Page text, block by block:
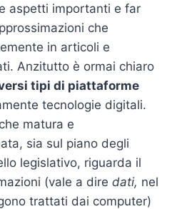
aspetti importanti e far
che
in articoli e
Anzitutto è ormai chiaro
tipi di piattaforme
tecnologie digitali.
matura e
sia sul piano degli
legislativo, riguarda il
(vale a dire dati, nel
trattati dai computer)